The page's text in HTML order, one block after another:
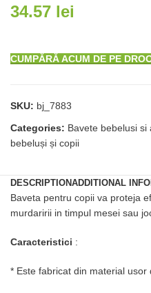
34.57 lei
CUMPĂRĂ ACUM DE PE
SKU: bj_7883
Categories: Bavete bebelusi
bebeluși și copii
DESCRIPTIONADDITIONAL
Baveta pentru copii va proteja
murdaririi in timpul mesei sau
Caracteristici :
* Este fabricat din material usor